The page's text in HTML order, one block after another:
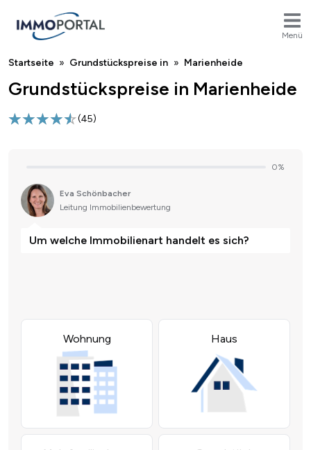
Menü
Breadcrumb
Startseite Grundstückspreise in Marienheide
Grundstückspreise in Marienheide
(45)